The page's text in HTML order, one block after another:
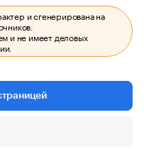
и сгенерирована на
и не имеет деловых